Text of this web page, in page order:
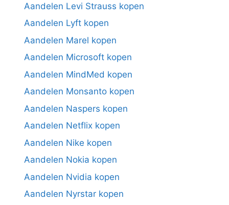
Aandelen Levi Strauss kopen
Aandelen Lyft kopen
Aandelen Marel kopen
Aandelen Microsoft kopen
Aandelen MindMed kopen
Aandelen Monsanto kopen
Aandelen Naspers kopen
Aandelen Netflix kopen
Aandelen Nike kopen
Aandelen Nokia kopen
Aandelen Nvidia kopen
Aandelen Nyrstar kopen